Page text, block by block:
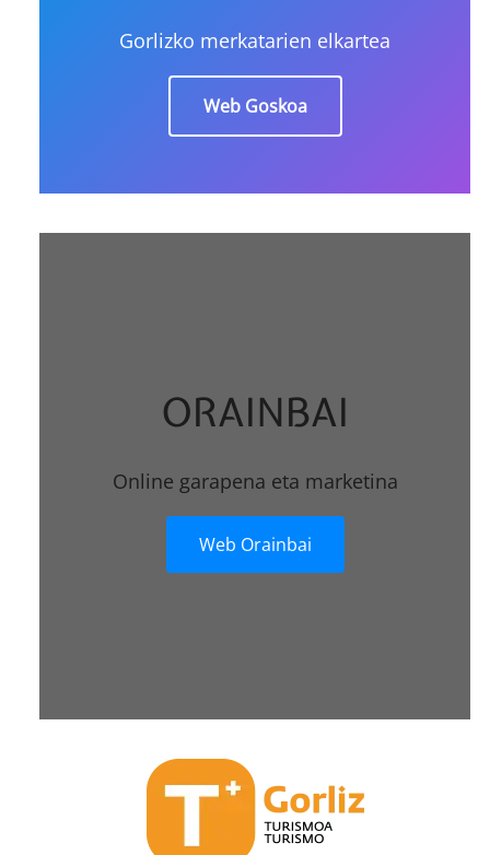
Gorlizko merkatarien elkartea
Web Goskoa
ORAINBAI
Online garapena eta marketina
Web Orainbai